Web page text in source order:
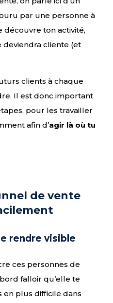
par une personne à
ton activité,
deviendra cliente (et
clients à chaque
Il est donc important
pour les travailler
afin d’agir là où tu
de vente
rendre visible
ces personnes de
falloir qu’elle te
en plus difficile dans